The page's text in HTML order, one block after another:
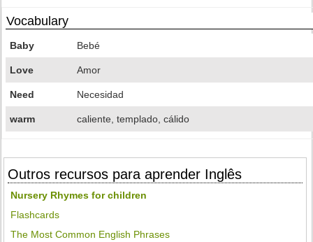
Vocabulary
Baby Bebé
Love Amor
Need Necesidad
warm caliente, templado, cálido
Outros recursos para aprender Inglês
Nursery Rhymes for children
Flashcards
The Most Common English Phrases